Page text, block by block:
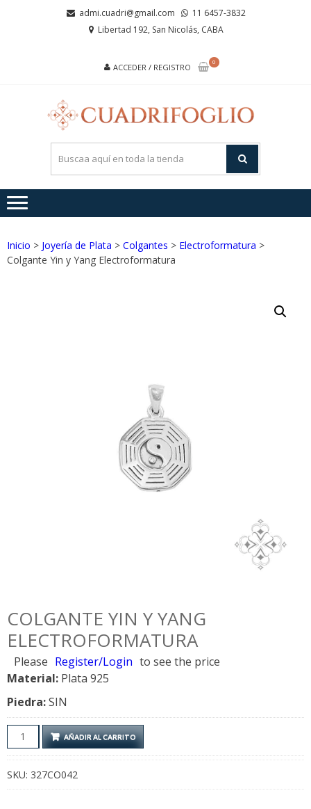
admi.cuadri@gmail.com
11 6457-3832
Libertad 192, San Nicolás, CABA
ACCEDER / REGISTRO
0
Inicio > Joyería de Plata > Colgantes > Electroformatura >
Colgante Yin y Yang Electroformatura
COLGANTE YIN Y YANG
ELECTROFORMATURA
Please Register/Login to see the price
Material: Plata 925
Piedra:SIN
Colgante
Yin
Yang
AÑADIR AL CARRITO
SKU: 327CO042